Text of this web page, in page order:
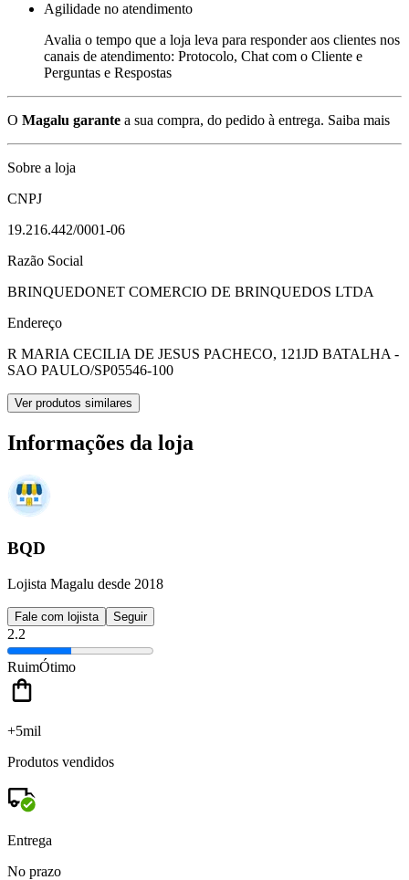
Agilidade no atendimento
Avalia o tempo que a loja leva para responder aos clientes nos
canais de atendimento: Protocolo, Chat com o Cliente e
Perguntas e Respostas
O Magalu garante a sua compra, do pedido à entrega. Saiba mais
Sobre a loja
CNPJ
19.216.442/0001-06
Razão Social
BRINQUEDONET COMERCIO DE BRINQUEDOS LTDA
Endereço
R MARIA CECILIA DE JESUS PACHECO, 121JD BATALHA -
SAO PAULO/SP05546-100
Ver produtos similares
Informações da loja
BQD
Lojista Magalu desde 2018
Fale com lojista Seguir
2.2
RuimÓtimo
+5mil
Produtos vendidos
Entrega
No prazo